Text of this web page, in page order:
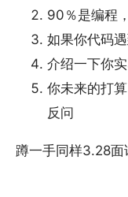
90％是编程
如果你代码
介绍一下你
你未来的打算
反问
蹲一手同样3.28